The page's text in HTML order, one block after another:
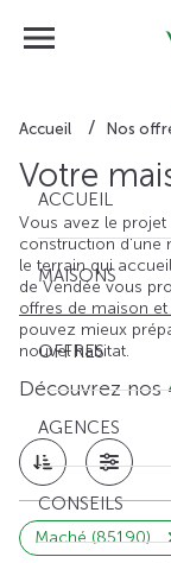
ACCUEIL
MAISONS
OFFRES
AGENCES
CONSEILS
Accueil Nos
Votre
Vous avez le
construction d'une
le terrain qui
de Vendée vous
offres de maison et
pouvez mieux
nouvel habitat.
Découvrez nos
Maché (85190)